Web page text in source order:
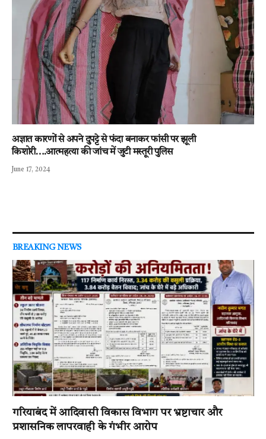
अज्ञात कारणों से अपने दुपट्टे से फंदा बनाकर फांसी पर झूली
किशोरी….आत्महत्या की जांच में जुटी मस्तूरी पुलिस
June 17, 2024
BREAKING NEWS
गरियाबंद में आदिवासी विकास विभाग पर भ्रष्टाचार और
प्रशासनिक लापरवाही के गंभीर आरोप